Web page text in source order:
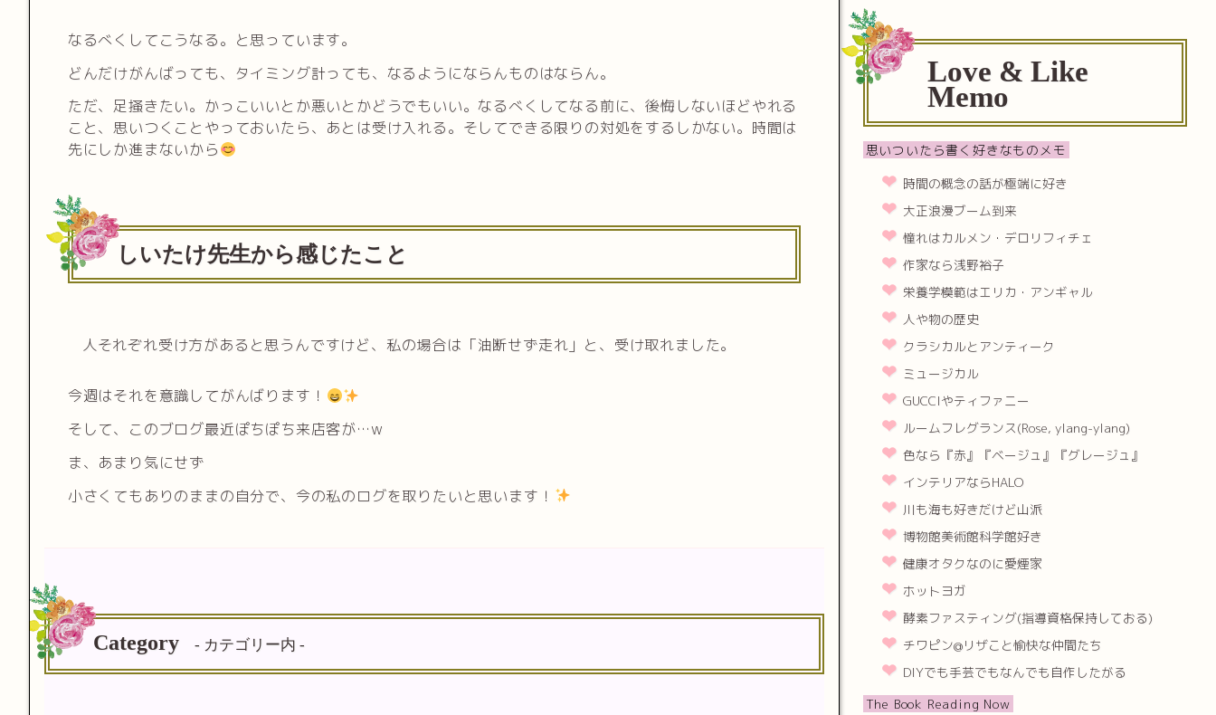
なるべくしてこうなる。と思っています。
どんだけがんばっても、タイミング計っても、なるようにならんものはならん。
ただ、足掻きたい。かっこいいとか悪いとかどうでもいい。なるべくしてなる前に、後悔しないほどやれる
こと、思いつくことやっておいたら、あとは受け入れる。そしてできる限りの対処をするしかない。時間は
先にしか進まないから
しいたけ先生から感じたこと
人それぞれ受け方があると思うんですけど、私の場合は「油断せず走れ」と、受け取れました。
今週はそれを意識してがんばります！
そして、このブログ最近ぽちぽち来店客が…w
ま、あまり気にせず
小さくてもありのままの自分で、今の私のログを取りたいと思います！
Category - カテゴリー内 -
Love & Like
Memo
思いついたら書く好きなものメモ
時間の概念の話が極端に好き
大正浪漫ブーム到来
憧れはカルメン・デロリフィチェ
作家なら浅野裕子
栄養学模範はエリカ・アンギャル
人や物の歴史
クラシカルとアンティーク
ミュージカル
GUCCIやティファニー
ルームフレグランス(Rose, ylang-ylang)
色なら『赤』『ベージュ』『グレージュ』
インテリアならHALO
川も海も好きだけど山派
博物館美術館科学館好き
健康オタクなのに愛煙家
ホットヨガ
酵素ファスティング(指導資格保持しておる)
チワピン@リザこと愉快な仲間たち
DIYでも手芸でもなんでも自作したがる
The Book Reading Now